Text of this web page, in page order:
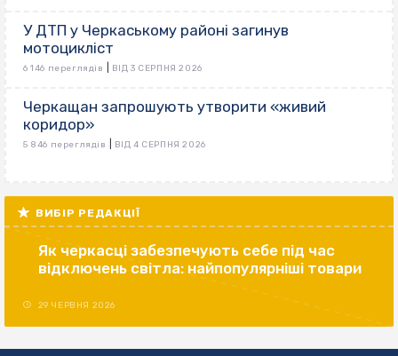
У ДТП у Черкаському районі загинув
мотоцикліст
6 146 переглядів ВІД 3 СЕРПНЯ 2026
Черкащан запрошують утворити «живий
коридор»
5 846 переглядів ВІД 4 СЕРПНЯ 2026
ВИБІР РЕДАКЦІЇ
Як черкасці забезпечують себе під час
відключень світла: найпопулярніші товари
29 ЧЕРВНЯ 2026